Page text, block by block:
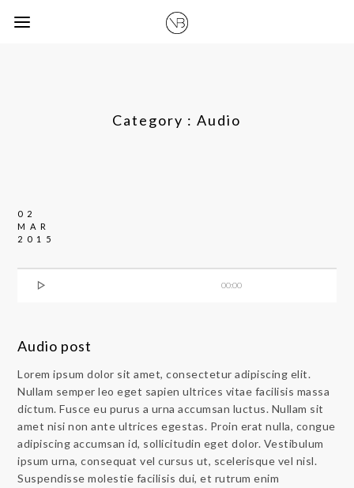
Category :Audio
02
MAR
2015
 00:00
Audio post
Lorem ipsum dolor sit amet, consectetur adipiscing elit.
Nullam semper leo eget sapien ultrices vitae facilisis massa
dictum. Fusce eu purus a urna accumsan luctus. Nullam sit
amet nisi non ante ultrices egestas. Proin erat nulla, congue
adipiscing accumsan id, sollicitudin eget dolor. Vestibulum
ipsum urna, consequat vel cursus ut, scelerisque vel nisl.
Suspendisse molestie facilisis dui, et rutrum enim